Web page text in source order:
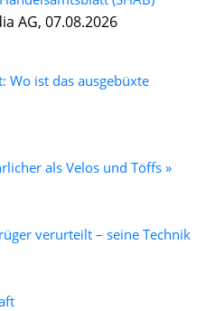
AG, 07.08.2026
Wo ist das ausgebüxte
als Velos und Töffs »
verurteilt – seine Technik